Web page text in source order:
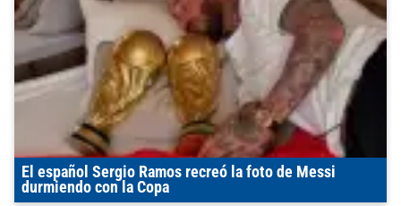
El español Sergio Ramos recreó la foto de Messi
durmiendo con la Copa